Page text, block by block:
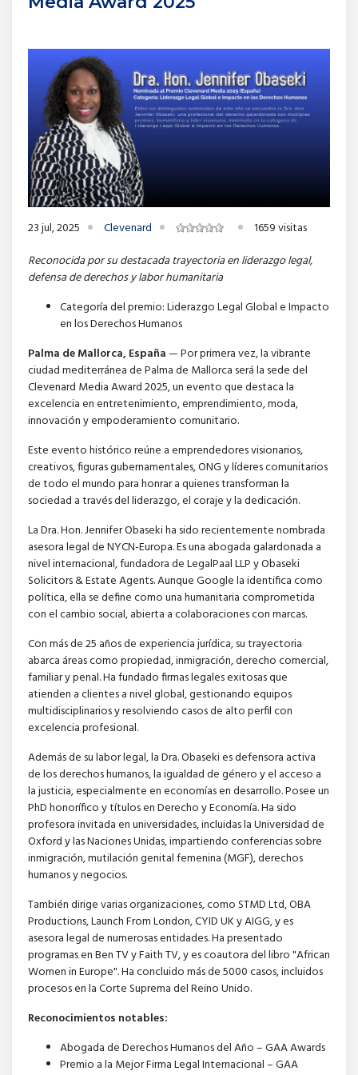
23 jul, 2025 Clevenard
1659 visitas
Reconocida por su destacada trayectoria en liderazgo legal,
defensa de derechos y labor humanitaria
Categoría del premio: Liderazgo Legal Global e Impacto
en los Derechos Humanos
Palma de Mallorca, España— Por primera vez, la vibrante
ciudad mediterránea de Palma de Mallorca será la sede del
Clevenard Media Award 2025, un evento que destaca la
excelencia en entretenimiento, emprendimiento, moda,
innovación y empoderamiento comunitario.
Este evento histórico reúne a emprendedores visionarios,
creativos, figuras gubernamentales, ONG y líderes comunitarios
de todo el mundo para honrar a quienes transforman la
sociedad a través del liderazgo, el coraje y la dedicación.
La Dra. Hon. Jennifer Obaseki ha sido recientemente nombrada
asesora legal de NYCN-Europa. Es una abogada galardonada a
nivel internacional, fundadora de LegalPaal LLP y Obaseki
Solicitors & Estate Agents. Aunque Google la identifica como
política, ella se define como una humanitaria comprometida
con el cambio social, abierta a colaboraciones con marcas.
Con más de 25 años de experiencia jurídica, su trayectoria
abarca áreas como propiedad, inmigración, derecho comercial,
familiar y penal. Ha fundado firmas legales exitosas que
atienden a clientes a nivel global, gestionando equipos
multidisciplinarios y resolviendo casos de alto perfil con
excelencia profesional.
Además de su labor legal, la Dra. Obaseki es defensora activa
de los derechos humanos, la igualdad de género y el acceso a
la justicia, especialmente en economías en desarrollo. Posee un
PhD honorífico y títulos en Derecho y Economía. Ha sido
profesora invitada en universidades, incluidas la Universidad de
Oxford y las Naciones Unidas, impartiendo conferencias sobre
inmigración, mutilación genital femenina (MGF), derechos
humanos y negocios.
También dirige varias organizaciones, como STMD Ltd, OBA
Productions, Launch From London, CYID UK y AIGG, y es
asesora legal de numerosas entidades. Ha presentado
programas en Ben TV y Faith TV, y es coautora del libro "African
Women in Europe". Ha concluido más de 5000 casos, incluidos
procesos en la Corte Suprema del Reino Unido.
Reconocimientos notables:
Abogada de Derechos Humanos del Año – GAA Awards
Premio a la Mejor Firma Legal Internacional – GAA